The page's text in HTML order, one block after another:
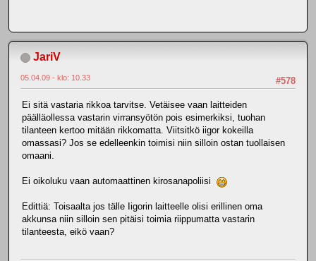
JariV
#578
05.04.09 - klo: 10.33
Ei sitä vastaria rikkoa tarvitse. Vetäisee vaan laitteiden
päälläollessa vastarin virransyötön pois esimerkiksi, tuohan
tilanteen kertoo mitään rikkomatta. Viitsitkö iigor kokeilla
omassasi? Jos se edelleenkin toimisi niin silloin ostan tuollaisen
omaani.
Ei oikoluku vaan automaattinen kirosanapoliisi
Edittiä: Toisaalta jos tälle Iigorin laitteelle olisi erillinen oma
akkunsa niin silloin sen pitäisi toimia riippumatta vastarin
tilanteesta, eikö vaan?